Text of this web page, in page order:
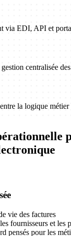
via EDI, API et
centralisée
la logique métier
vie des factures
fournisseurs et les
pensés pour les